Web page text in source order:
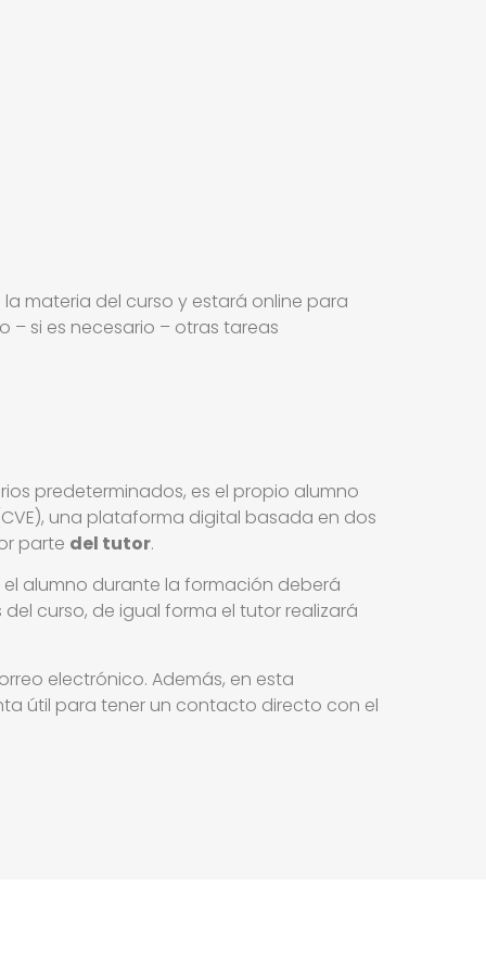
materia del curso y estará online para
– si es necesario – otras tareas
predeterminados, es el propio alumno
una plataforma digital basada en dos
parte del tutor.
alumno durante la formación deberá
curso, de igual forma el tutor realizará
electrónico. Además, en esta
útil para tener un contacto directo con el